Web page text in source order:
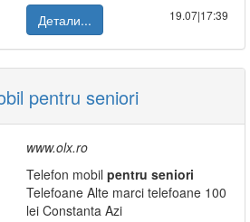
Детали...
19.07|17:39
pentru seniori
www.olx.ro
Telefon mobil pentru seniori
Telefoane Alte marci telefoane 100
lei Constanta Azi